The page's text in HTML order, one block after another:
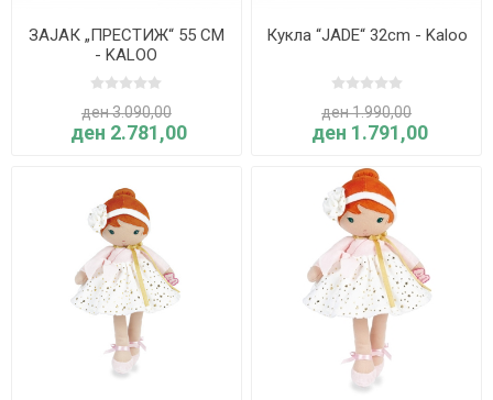
ЗАЈАК „ПРЕСТИЖ“ 55 CM
- KALOO
ден 3.090,00
ден 2.781,00
Кукла “JADE“ 32cm - Kaloo
ден 1.990,00
ден 1.791,00